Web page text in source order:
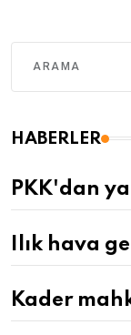
HABERLER
PKK'dan
Ilık hava
Kader